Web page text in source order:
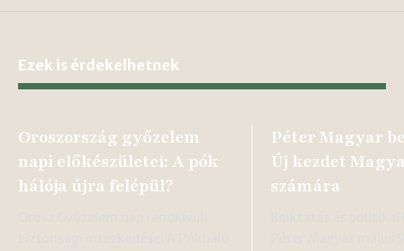
Ezek is érdekelhetnek
Oroszország győzelem
napi előkészületei: A pók
hálója újra felépül?
Péter Magyar
Új kezdet
számára